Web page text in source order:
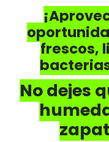
frescos,
No dejes